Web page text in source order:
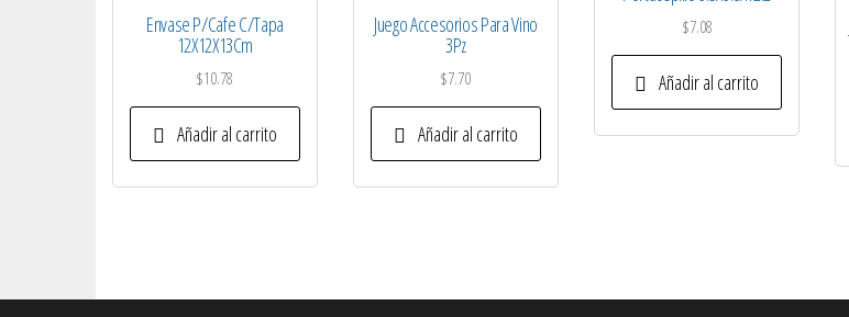
Envase P/Cafe C/Tapa
12X12X13Cm
$10.78
Añadir al carrito
Juego Accesorios Para Vino
3Pz
$7.70
Añadir al carrito
$7.08
Añadir al carrito